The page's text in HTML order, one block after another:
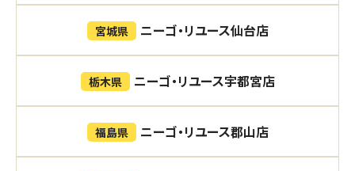
宮城県 ニーゴ・リユース仙台店
栃木県 ニーゴ・リユース宇都宮店
福島県 ニーゴ・リユース郡山店